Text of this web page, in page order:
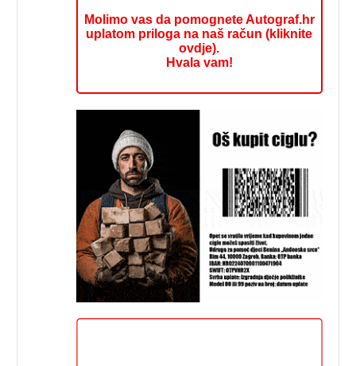
Molimo vas da pomognete Autograf.hr
uplatom priloga na naš račun (kliknite
ovdje).
Hvala vam!